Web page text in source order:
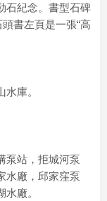
石紀念。書型石碑
書左頁是一張“高
庫。
泵站，拒城河泵
水廠，邱家窪泵
廠。